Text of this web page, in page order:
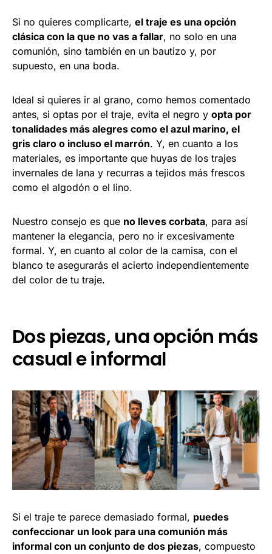
Si no quieres complicarte, el traje es una opción
clásica con la que no vas a fallar, no solo en una
comunión, sino también en un bautizo y, por
supuesto, en una boda.
Ideal si quieres ir al grano, como hemos comentado
antes, si optas por el traje, evita el negro y opta por
tonalidades más alegres como el azul marino, el
gris claro o incluso el marrón. Y, en cuanto a los
materiales, es importante que huyas de los trajes
invernales de lana y recurras a tejidos más frescos
como el algodón o el lino.
Nuestro consejo es que no lleves corbata, para así
mantener la elegancia, pero no ir excesivamente
formal. Y, en cuanto al color de la camisa, con el
blanco te asegurarás el acierto independientemente
del color de tu traje.
Dos piezas, una opción más
casual e informal
Si el traje te parece demasiado formal, puedes
confeccionar un look para una comunión más
informal con un conjunto de dos piezas, compuesto